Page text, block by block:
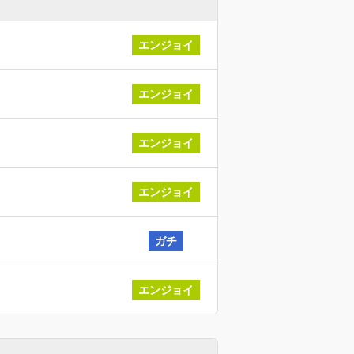
エンジョイ
エンジョイ
エンジョイ
エンジョイ
ガチ
エンジョイ